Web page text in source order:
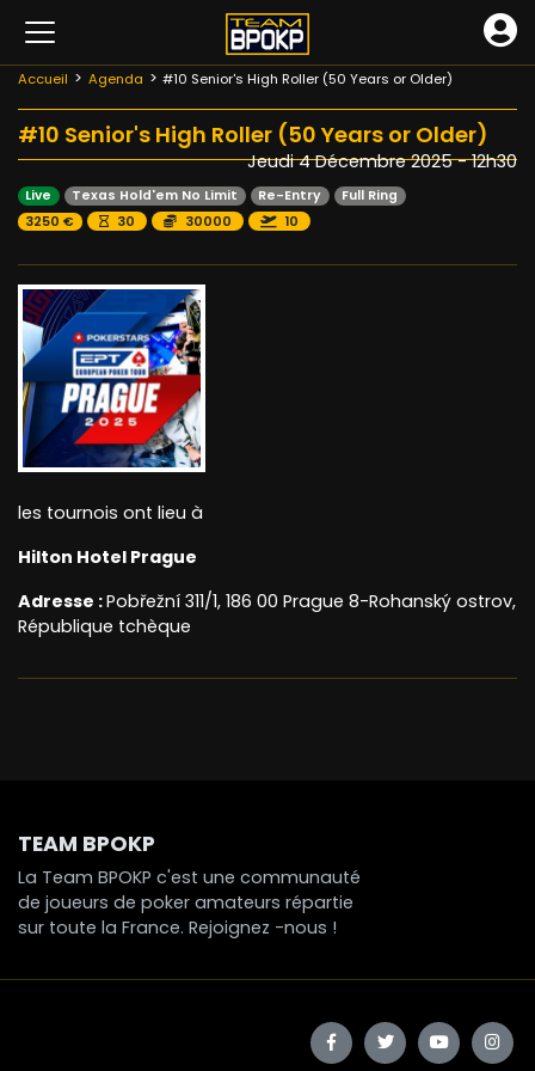
Accueil Agenda #10 Senior's High Roller (50 Years or Older)
#10 Senior's High Roller (50 Years or Older)
Jeudi 4 Décembre 2025 - 12h30
Live Texas Hold'em No Limit Re-Entry
Full Ring
3250 €
30 30000 10
les tournois ont lieu à
Hilton Hotel Prague
Adresse :Pobřežní 311/1, 186 00 Prague 8-Rohanský ostrov,
République tchèque
TEAM BPOKP
La Team BPOKP c'est une communauté
de joueurs de poker amateurs répartie
sur toute la France. Rejoignez -nous !